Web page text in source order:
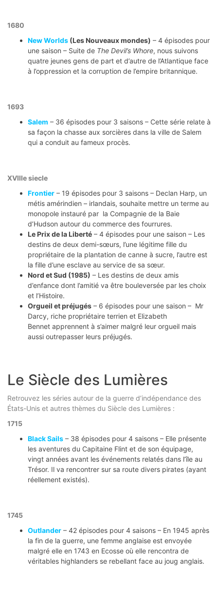
1680
New Worlds (Les Nouveaux mondes) – 4 épisodes pour
une saison – Suite de The Devil’s Whore, nous suivons
quatre jeunes gens de part et d’autre de l’Atlantique face
à l’oppression et la corruption de l’empire britannique.
1693
Salem – 36 épisodes pour 3 saisons – Cette série relate à
sa façon la chasse aux sorcières dans la ville de Salem
qui a conduit au fameux procès.
XVIIIe siecle
Frontier – 19 épisodes pour 3 saisons – Declan Harp, un
métis amérindien – irlandais, souhaite mettre un terme au
monopole instauré par la Compagnie de la Baie
d’Hudson autour du commerce des fourrures.
Le Prix de la Liberté – 4 épisodes pour une saison – Les
destins de deux demi-sœurs, l’une légitime fille du
propriétaire de la plantation de canne à sucre, l’autre est
la fille d’une esclave au service de sa sœur.
Nord et Sud (1985) – Les destins de deux amis
d’enfance dont l’amitié va être bouleversée par les choix
et l’Histoire.
Orgueil et préjugés – 6 épisodes pour une saison – Mr
Darcy, riche propriétaire terrien et Elizabeth
Bennet apprennent à s’aimer malgré leur orgueil mais
aussi outrepasser leurs préjugés.
Le Siècle des Lumières
Retrouvez les séries autour de la guerre d’indépendance des
États-Unis et autres thèmes du Siècle des Lumières :
1715
Black Sails – 38 épisodes pour 4 saisons – Elle présente
les aventures du Capitaine Flint et de son équipage,
vingt années avant les événements relatés dans l’île au
Trésor. Il va rencontrer sur sa route divers pirates (ayant
réellement existés).
1745
Outlander – 42 épisodes pour 4 saisons – En 1945 après
la fin de la guerre, une femme anglaise est envoyée
malgré elle en 1743 en Ecosse où elle rencontra de
véritables highlanders se rebellant face au joug anglais.